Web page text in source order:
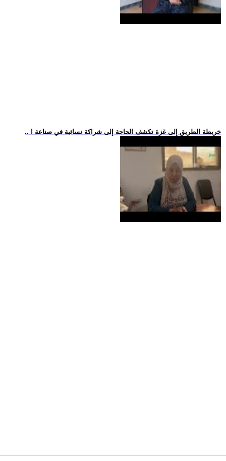
.. خريطة الطريق إلى غزة تكشف الحاجة إلى شراكة نسائية في صناعة ا